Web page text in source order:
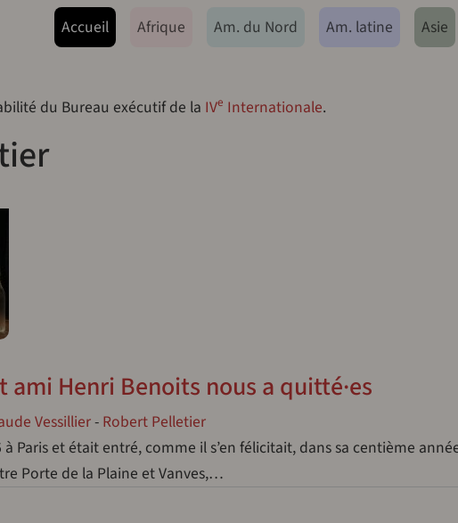
Navegação principal
Accueil Afrique Am. du Nord Am. latine Asie
du Bureau exécutif de la IVe Internationale.
ami Henri Benoits nous a quitté·es
Vessillier- Robert Pelletier
Paris et était entré, comme il s’en félicitait, dans sa centième
Porte de la Plaine et Vanves,…